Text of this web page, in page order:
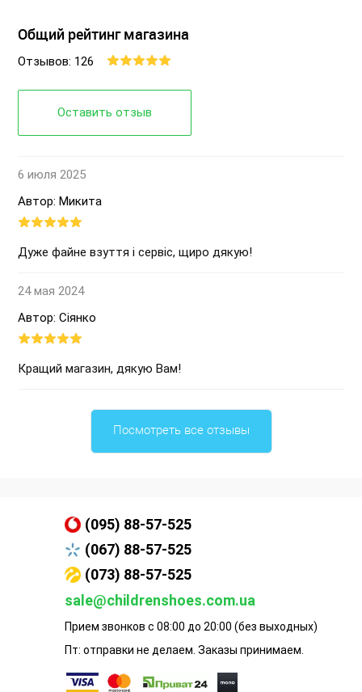
Общий рейтинг магазина
Отзывов: 126
Оставить отзыв
6 июля 2025
Автор: Микита
Дуже файне взуття і сервіс, щиро дякую!
24 мая 2024
Автор: Сіянко
Кращий магазин, дякую Вам!
Посмотреть все отзывы
(095) 88-57-525
(067) 88-57-525
(073) 88-57-525
sale@childrenshoes.com.ua
Прием звонков с 08:00 до 20:00 (без выходных)
Пт: отправки не делаем. Заказы принимаем.